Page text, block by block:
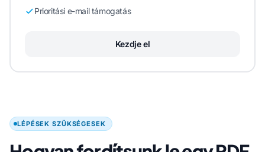
Prioritási e-mail támogatás
Kezdje el
LÉPÉSEK SZÜKSÉGESEK